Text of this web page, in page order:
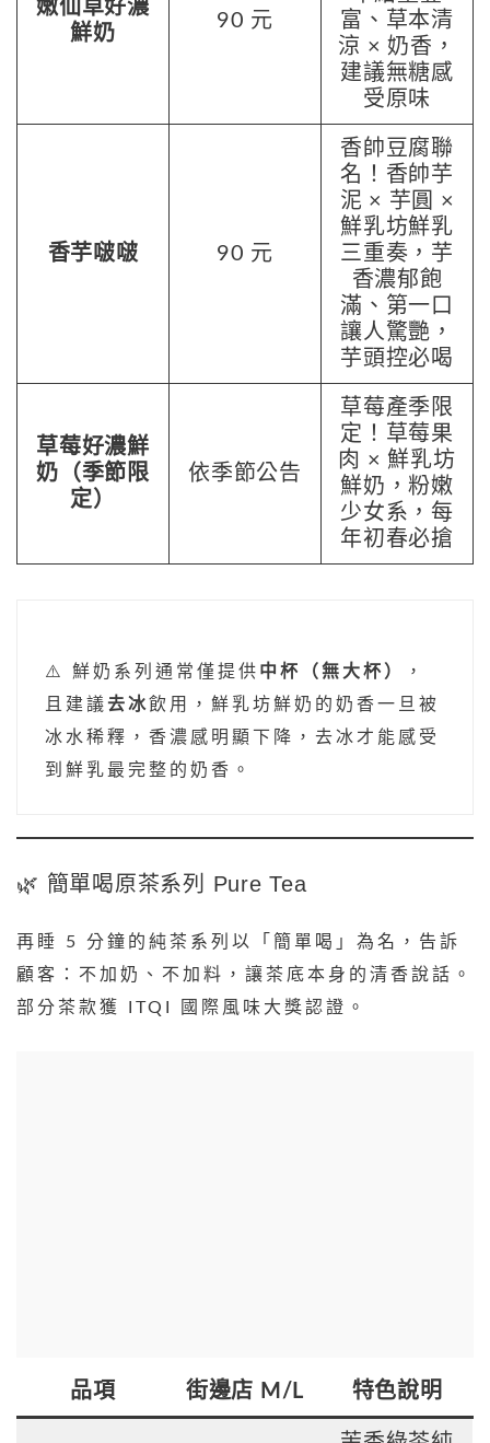
嫩仙草好濃
鮮奶
90 元
富、草本清
涼 × 奶香，
建議無糖感
受原味
香芋啵啵 90 元
香帥豆腐聯
名！香帥芋
泥 × 芋圓 ×
鮮乳坊鮮乳
三重奏，芋
香濃郁飽
滿、第一口
讓人驚艷，
芋頭控必喝
草莓好濃鮮
奶（季節限
定）
依季節公告
草莓產季限
定！草莓果
肉 × 鮮乳坊
鮮奶，粉嫩
少女系，每
年初春必搶
⚠️ 鮮奶系列通常僅提供 中杯（無大杯）
，
且建議去冰飲用，鮮乳坊鮮奶的奶香一旦被
冰水稀釋，香濃感明顯下降，去冰才能感受
到鮮乳最完整的奶香。
🌿 簡單喝原茶系列 Pure Tea
再睡 5 分鐘的純茶系列以「簡單喝」為名，告訴
顧客：不加奶、不加料，讓茶底本身的清香說話。
部分茶款獲 ITQI 國際風味大獎認證。
品項 街邊店 M/L 特色說明